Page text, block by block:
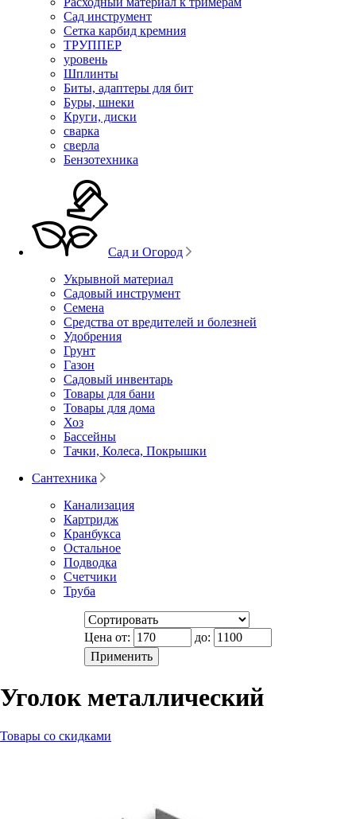
Сад инструмент
Сетка карбид кремния
ТРУППЕР
уровень
Шплинты
Биты, адаптеры для бит
Буры, шнеки
Круги, диски
сварка
сверла
Бензотехника
Сад и Огород
Укрывной материал
Садовый инструмент
Семена
Средства от вредителей и болезней
Удобрения
Грунт
Газон
Садовый инвентарь
Товары для бани
Товары для дома
Хоз
Бассейны
Тачки, Колеса, Покрышки
Сантехника
Канализация
Картридж
Кранбукса
Остальное
Подводка
Счетчики
Труба
Цена от: до:
Уголок металлический
Товары со скидками